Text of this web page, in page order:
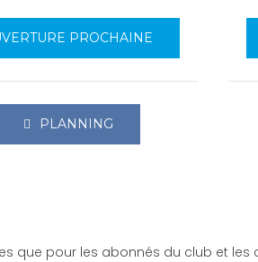
PROCHAINE
PLANNING
que pour les abonnés du club et les